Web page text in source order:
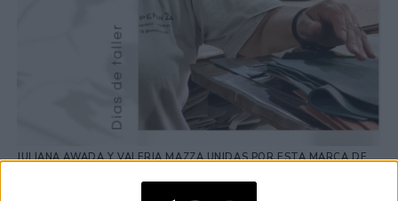
JULIANA AWADA Y VALERIA MAZZA UNIDAS POR ESTA MARCA DE